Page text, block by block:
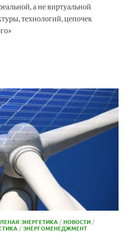
а не виртуальной
технологий, цепочек
ЭНЕРГЕТИКА/НОВОСТИ/
/ЭНЕРГОМЕНЕДЖМЕНТ